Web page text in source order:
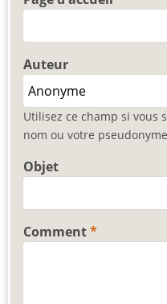
Auteur
Utilisez ce champ si vous
nom ou votre
Objet
Comment